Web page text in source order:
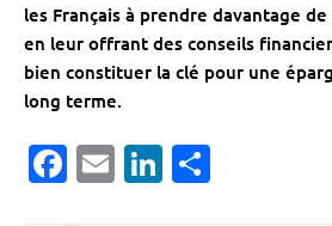
les Français à prendre davantage
en leur offrant des conseils
bien constituer la clé pour une
long terme.
Facebook
EmailLinkedIn